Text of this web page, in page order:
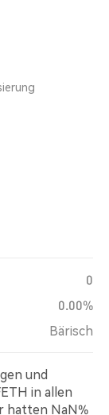
0
0.00%
Bärisch
und
in allen
hatten NaN%